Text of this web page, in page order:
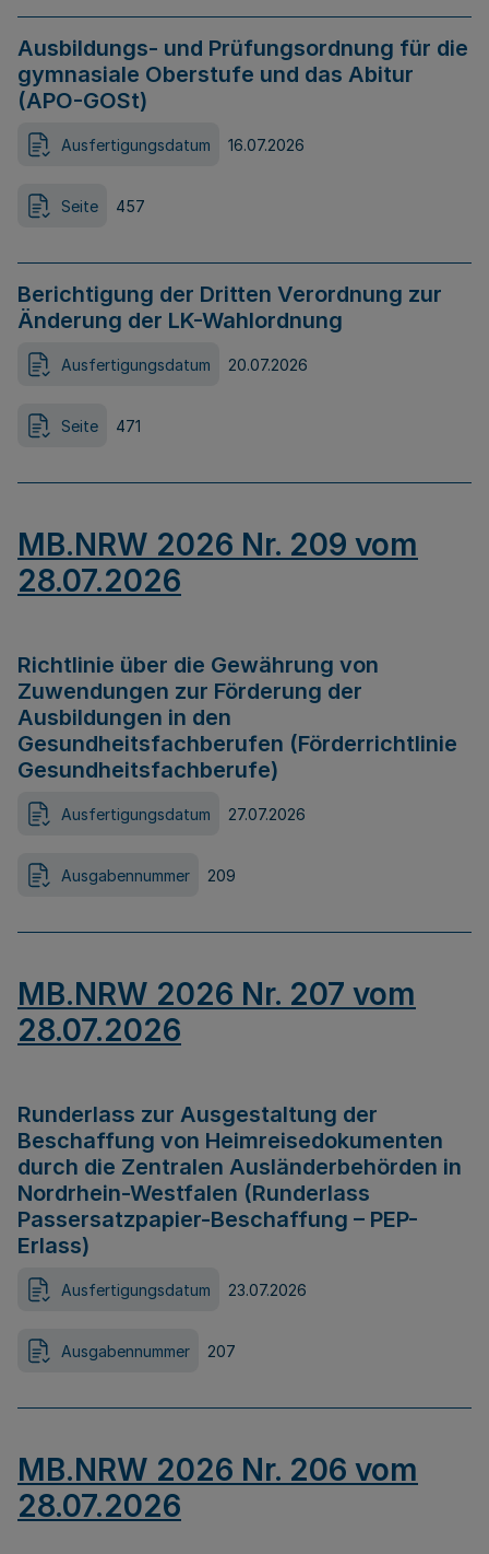
Ausbildungs- und Prüfungsordnung für die
gymnasiale Oberstufe und das Abitur
(APO-GOSt)
Ausfertigungsdatum 16.07.2026
Seite 457
Berichtigung der Dritten Verordnung zur
Änderung der LK-Wahlordnung
Ausfertigungsdatum 20.07.2026
Seite 471
MB.NRW 2026 Nr. 209 vom
28.07.2026
Richtlinie über die Gewährung von
Zuwendungen zur Förderung der
Ausbildungen in den
Gesundheitsfachberufen (Förderrichtlinie
Gesundheitsfachberufe)
Ausfertigungsdatum 27.07.2026
Ausgabennummer 209
MB.NRW 2026 Nr. 207 vom
28.07.2026
Runderlass zur Ausgestaltung der
Beschaffung von Heimreisedokumenten
durch die Zentralen Ausländerbehörden in
Nordrhein-Westfalen (Runderlass
Passersatzpapier-Beschaffung – PEP-
Erlass)
Ausfertigungsdatum 23.07.2026
Ausgabennummer 207
MB.NRW 2026 Nr. 206 vom
28.07.2026